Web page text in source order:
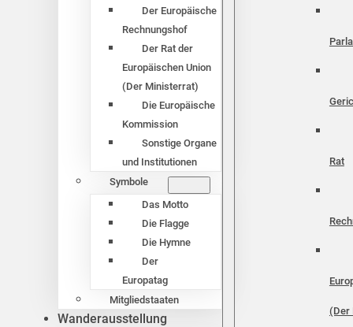
Der Europäische
Rechnungshof
Der Rat der
Europäischen Union
(Der Ministerrat)
Die Europäische
Kommission
Sonstige Organe
und Institutionen
Symbole
Das Motto
Die Flagge
Die Hymne
Der
Europatag
Mitgliedstaaten
Wanderausstellung
Rat
(Der